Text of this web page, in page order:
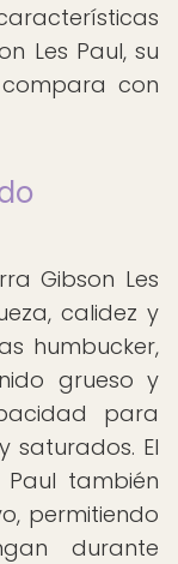
Les Paul, su
con
Gibson Les
calidez y
humbucker,
grueso y
para
saturados. El
también
permitiendo
durante